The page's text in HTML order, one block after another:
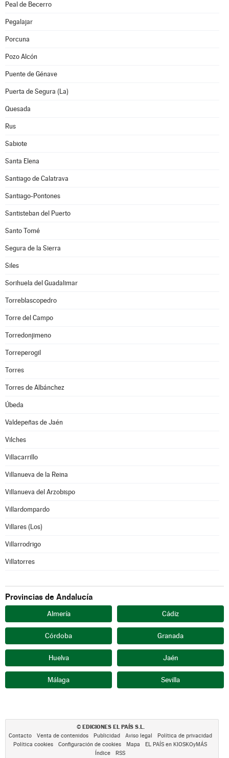
Peal de Becerro
Pegalajar
Porcuna
Pozo Alcón
Puente de Génave
Puerta de Segura (La)
Quesada
Rus
Sabiote
Santa Elena
Santiago de Calatrava
Santiago-Pontones
Santisteban del Puerto
Santo Tomé
Segura de la Sierra
Siles
Sorihuela del Guadalimar
Torreblascopedro
Torre del Campo
Torredonjimeno
Torreperogil
Torres
Torres de Albánchez
Úbeda
Valdepeñas de Jaén
Vilches
Villacarrillo
Villanueva de la Reina
Villanueva del Arzobispo
Villardompardo
Villares (Los)
Villarrodrigo
Villatorres
Provincias de Andalucía
Almería Cádiz
Córdoba Granada
Huelva Jaén
Málaga Sevilla
© EDICIONES EL PAÍS S.L.
Contacto Venta de contenidos Publicidad Aviso legal
Política de privacidad
Política cookies
Configuración de cookies Mapa
EL PAÍS en KIOSKOyMÁS
Índice
RSS